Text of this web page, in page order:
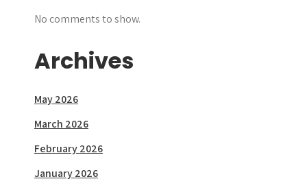
No comments to show.
Archives
May 2026
March 2026
February 2026
January 2026